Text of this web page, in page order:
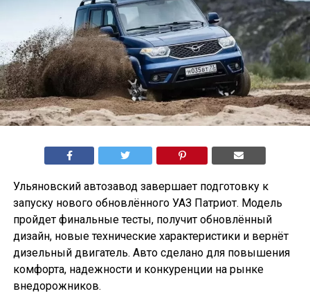
Ульяновский автозавод завершает подготовку к
запуску нового обновлённого УАЗ Патриот. Модель
пройдет финальные тесты, получит обновлённый
дизайн, новые технические характеристики и вернёт
дизельный двигатель. Авто сделано для повышения
комфорта, надежности и конкуренции на рынке
внедорожников.